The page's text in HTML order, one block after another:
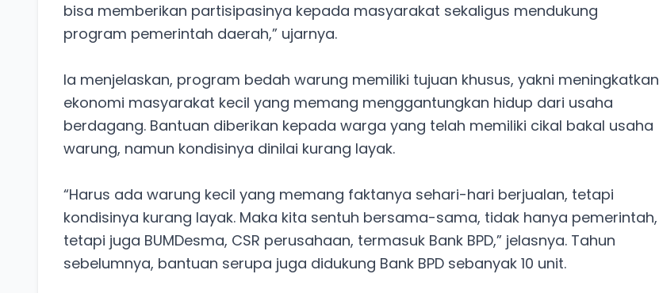
bisa memberikan partisipasinya kepada masyarakat sekaligus mendukung
program pemerintah daerah,” ujarnya.
Ia menjelaskan, program bedah warung memiliki tujuan khusus, yakni meningkatkan
ekonomi masyarakat kecil yang memang menggantungkan hidup dari usaha
berdagang. Bantuan diberikan kepada warga yang telah memiliki cikal bakal usaha
warung, namun kondisinya dinilai kurang layak.
“Harus ada warung kecil yang memang faktanya sehari-hari berjualan, tetapi
kondisinya kurang layak. Maka kita sentuh bersama-sama, tidak hanya pemerintah,
tetapi juga BUMDesma, CSR perusahaan, termasuk Bank BPD,” jelasnya. Tahun
sebelumnya, bantuan serupa juga didukung Bank BPD sebanyak 10 unit.